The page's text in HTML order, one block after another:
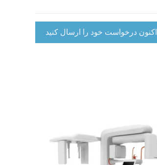
اکنون درخواست خود را ارسال کنید